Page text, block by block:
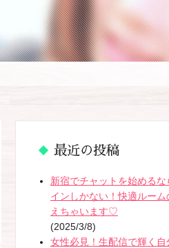
最近の投稿
新宿でチャットを始める
インしかない！快適ルーム
えちゃいます♡
(2025/3/8)
女性必見！生配信で輝く自